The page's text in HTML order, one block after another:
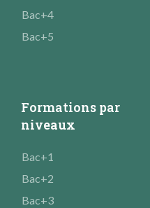
Bac+4
Bac+5
Formations par
niveaux
Bac+1
Bac+2
Bac+3